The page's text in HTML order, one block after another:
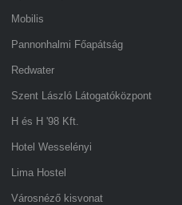
Mobilis
Pannonhalmi Főapátság
Redwater
Szent László Látogatóközpont
H és H '98 Kft.
Hotel Wesselényi
Lima Hostel
Városnéző kisvonat